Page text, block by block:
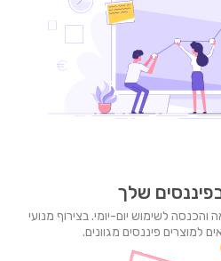
שלך
לשימוש יום-יומי. בצירוף מנועי
למוצרים פיננסים מגוונים.